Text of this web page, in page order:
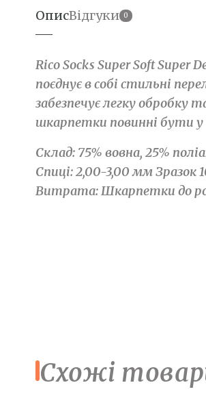
ОписВідгуки 0
Rico Socks Super Soft
поєднує в собі стильні
забезпечує легку обробку
шкарпетки повинні бути у
Склад: 75% вовна, 25%
Спиці: 2,00-3,00 мм Зразок
Витрата: Шкарпетки до
Схожі